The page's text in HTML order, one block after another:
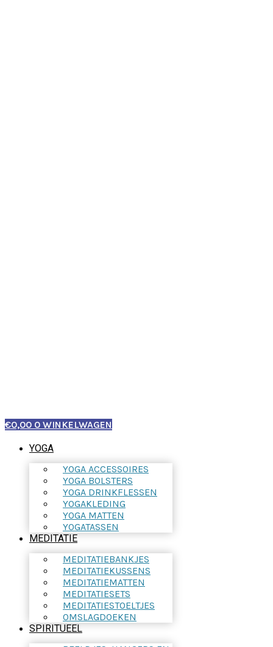
€0,00 0 WINKELWAGEN
YOGA
YOGA ACCESSOIRES
YOGA BOLSTERS
YOGA DRINKFLESSEN
YOGAKLEDING
YOGA MATTEN
YOGATASSEN
MEDITATIE
MEDITATIEBANKJES
MEDITATIEKUSSENS
MEDITATIEMATTEN
MEDITATIESETS
MEDITATIESTOELTJES
OMSLAGDOEKEN
SPIRITUEEL